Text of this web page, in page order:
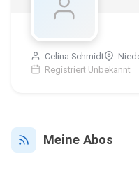
Celina Schmidt
Registriert Unbekannt
Meine Abos